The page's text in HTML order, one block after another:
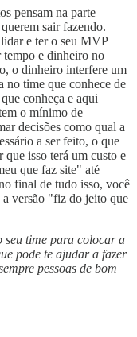
pensam na parte
sair fazendo.
e ter o seu MVP
e dinheiro no
o dinheiro interfere um
no time que conhece de
conheça e aqui
o mínimo de
decisões como qual a
a ser feito, o que
isso terá um custo e
que faz site" até
final de tudo isso, você
versão "fiz do jeito que
seu time para colocar a
pode te ajudar a fazer
pessoas de bom